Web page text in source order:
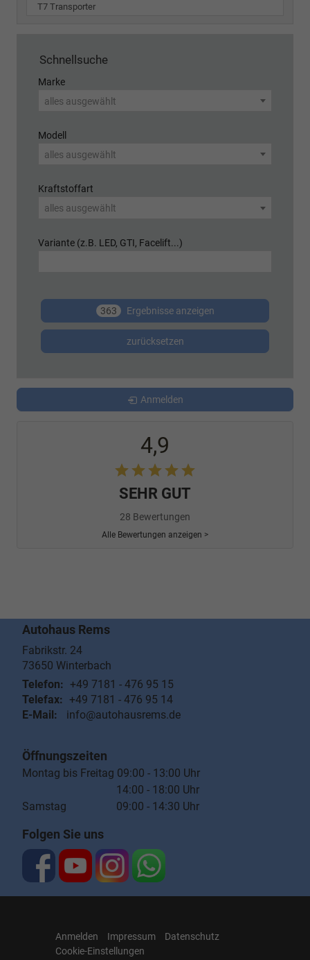
T7 Transporter
Schnellsuche
Marke
alles ausgewählt
Modell
alles ausgewählt
Kraftstoffart
alles ausgewählt
Variante (z.B. LED, GTI, Facelift...)
363 Ergebnisse anzeigen
zurücksetzen
Anmelden
4,9
SEHR GUT
28 Bewertungen
Alle Bewertungen anzeigen >
Autohaus Rems
Fabrikstr. 24
73650 Winterbach
Telefon: +49 7181 - 476 95 15
Telefax: +49 7181 - 476 95 14
E-Mail:
info@autohausrems.de
Öffnungszeiten
Montag bis Freitag 09:00 - 13:00 Uhr
14:00 - 18:00 Uhr
Samstag 09:00 - 14:30 Uhr
Folgen Sie uns
Anmelden Impressum
Datenschutz
Cookie-Einstellungen